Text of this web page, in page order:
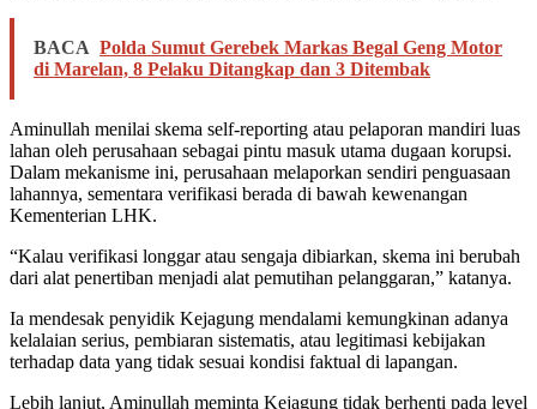
BACA Polda Sumut Gerebek Markas Begal Geng Motor
di Marelan, 8 Pelaku Ditangkap dan 3 Ditembak
Aminullah menilai skema self-reporting atau pelaporan mandiri luas
lahan oleh perusahaan sebagai pintu masuk utama dugaan korupsi.
Dalam mekanisme ini, perusahaan melaporkan sendiri penguasaan
lahannya, sementara verifikasi berada di bawah kewenangan
Kementerian LHK.
“Kalau verifikasi longgar atau sengaja dibiarkan, skema ini berubah
dari alat penertiban menjadi alat pemutihan pelanggaran,” katanya.
Ia mendesak penyidik Kejagung mendalami kemungkinan adanya
kelalaian serius, pembiaran sistematis, atau legitimasi kebijakan
terhadap data yang tidak sesuai kondisi faktual di lapangan.
Lebih lanjut, Aminullah meminta Kejagung tidak berhenti pada level